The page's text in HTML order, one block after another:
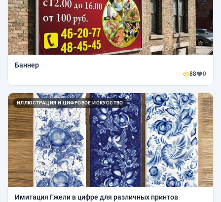
Баннер
88 0
ИЛЛЮСТРАЦИЯ И ЦИФРОВОЕ ИСКУССТВО
Имитация Гжели в цифре для различных принтов